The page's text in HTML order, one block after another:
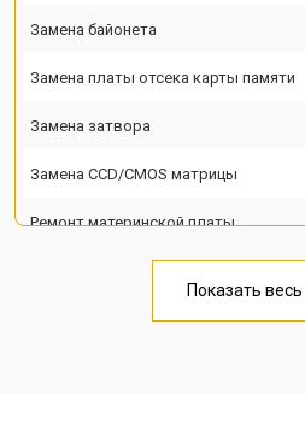
Замена байонета
Замена платы отсека карты памяти
Замена затвора
Замена CCD/CMOS матрицы
Ремонт материнской платы
Показать